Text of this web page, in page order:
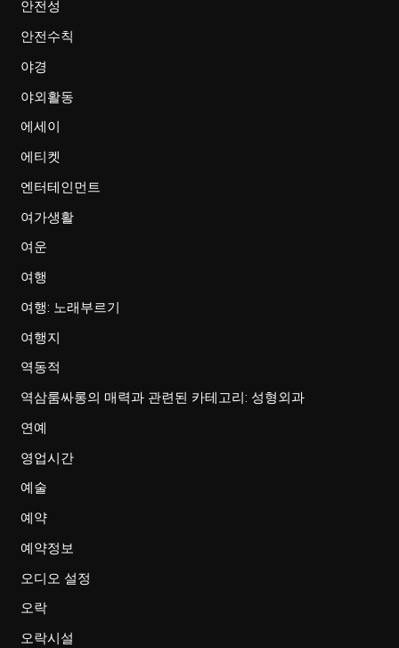
안전성
안전수칙
야경
야외활동
에세이
에티켓
엔터테인먼트
여가생활
여운
여행
여행: 노래부르기
여행지
역동적
역삼룸싸롱의 매력과 관련된 카테고리: 성형외과
연예
영업시간
예술
예약
예약정보
오디오 설정
오락
오락시설